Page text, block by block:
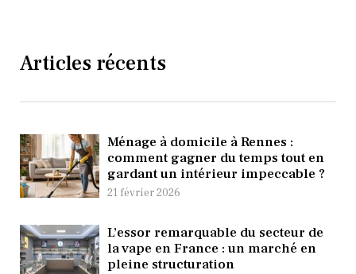
Articles récents
Ménage à domicile à Rennes :
comment gagner du temps tout en
gardant un intérieur impeccable ?
21 février 2026
L’essor remarquable du secteur de
la vape en France : un marché en
pleine structuration